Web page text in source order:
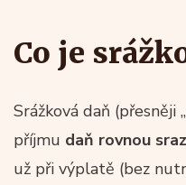
Co je
Srážková daň
příjmu daň rovnou
už při výplatě (bez